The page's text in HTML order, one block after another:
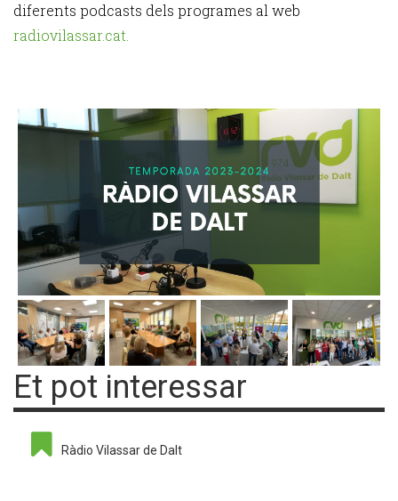
diferents podcasts dels programes al web
radiovilassar.cat.
Et pot interessar
Ràdio Vilassar de Dalt